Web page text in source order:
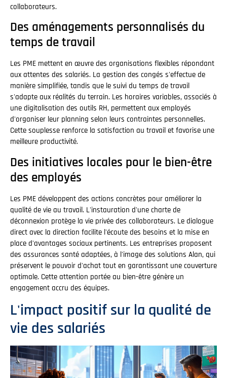
collaborateurs.
Des aménagements personnalisés du
temps de travail
Les PME mettent en œuvre des organisations flexibles répondant
aux attentes des salariés. La gestion des congés s'effectue de
manière simplifiée, tandis que le suivi du temps de travail
s'adapte aux réalités du terrain. Les horaires variables, associés à
une digitalisation des outils RH, permettent aux employés
d'organiser leur planning selon leurs contraintes personnelles.
Cette souplesse renforce la satisfaction au travail et favorise une
meilleure productivité.
Des initiatives locales pour le bien-être
des employés
Les PME développent des actions concrètes pour améliorer la
qualité de vie au travail. L'instauration d'une charte de
déconnexion protège la vie privée des collaborateurs. Le dialogue
direct avec la direction facilite l'écoute des besoins et la mise en
place d'avantages sociaux pertinents. Les entreprises proposent
des assurances santé adaptées, à l'image des solutions Alan, qui
préservent le pouvoir d'achat tout en garantissant une couverture
optimale. Cette attention portée au bien-être génère un
engagement accru des équipes.
L'impact positif sur la qualité de
vie des salariés